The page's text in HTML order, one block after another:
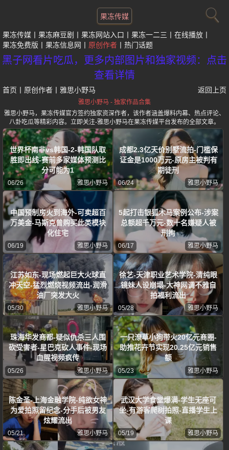
果冻传媒
果冻传媒 果冻麻豆剧 果冻网站入口 果冻一二三
在线播放
果冻免费版
果冻信息网 原创作者 热门话题
黑子网看片吃瓜，更多内部图片和独家视频：点击
查看详情
首页 原创作者 雅思小野马 返回上页
雅思小野马 - 独家作品合集
雅思小野马，果冻传媒官方签约独家资深作者，该作者涵盖爆料内幕、热点评论、
八卦吃瓜等精彩内容。立即关注-雅思小野马在果冻传媒平台发布的全部文章。
世界杯南非vs韩国-2-韩国队取
胜即出线-赛前多家媒体预测比
分可能为1
06/26 雅思小野马
成都2.3亿天价别墅流拍-门槛保
证金是1000万元-原房主被判有
期徒刑
06/24 雅思小野马
中国预制房火到海外-可卖超百
万美金-马斯克曾购买此类模块
化住宅
06/19 雅思小野马
5起打击银狐木马案例公布-涉案
总额超千万元-数十名嫌疑人被
刑拘
06/17 雅思小野马
江苏如东-现场燃起巨大火球直
冲天空-猛烈燃烧视频流出-润滑
油厂突发大火
05/30 雅思小野马
徐艺-天津职业艺术学院-清纯眼
镜妹人设崩塌-大神网调不雅自
拍福利流出
05/28 雅思小野马
珠海华发商都-疑似仇杀三人围
砍受害者-星巴克砍人事件-现场
血腥视频疯传
05/26 雅思小野马
一只潦草小狗带火20亿元商圈-
助推花卉节实现20.25亿元销售
额
05/23 雅思小野马
陈金圣-上海金融学院-纯欲女神
为爱拍照留纪念-分手后被男友
炫耀流出
05/21 雅思小野马
武汉大学食堂爆满-学生无座可
坐-有游客爬树拍照-直播学生上
课
05/19 雅思小野马